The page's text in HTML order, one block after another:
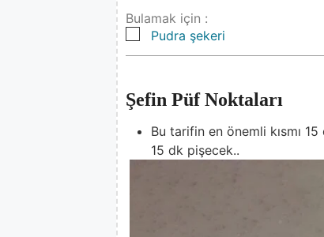
Bulamak için :
▢
Pudra şekeri
Şefin Püf Noktaları
Bu tarifin en önemli kısmı
15 dk pişecek..